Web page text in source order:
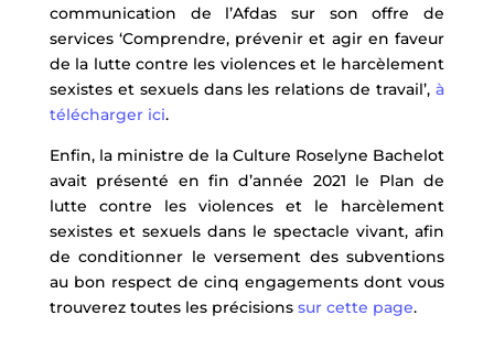
communication de l’Afdas sur son offre de
services ‘Comprendre, prévenir et agir en faveur
de la lutte contre les violences et le harcèlement
sexistes et sexuels dans les relations de travail’,à
télécharger ici.
Enfin, la ministre de la Culture Roselyne Bachelot
avait présenté en fin d’année 2021 le Plan de
lutte contre les violences et le harcèlement
sexistes et sexuels dans le spectacle vivant, afin
de conditionner le versement des subventions
au bon respect de cinq engagements dont vous
trouverez toutes les précisionssur cette page.